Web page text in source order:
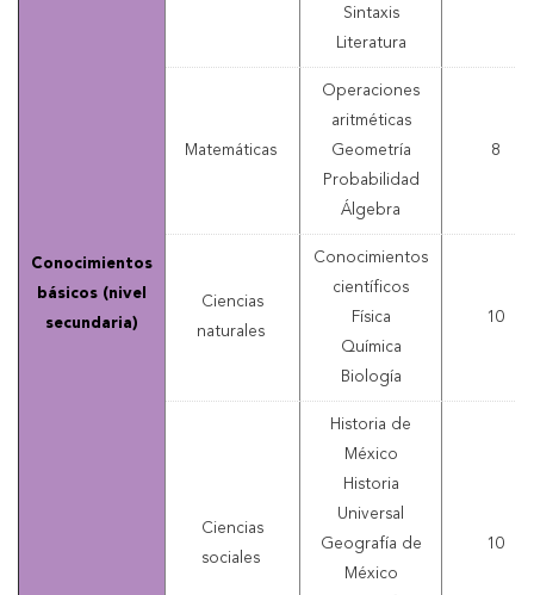
Conocimientos
básicos (nivel
secundaria)
Sintaxis
Literatura
Matemáticas
Operaciones
aritméticas
Geometría
Probabilidad
Álgebra
8
Ciencias
naturales
Conocimientos
científicos
Física
Química
Biología
10
Ciencias
sociales
Historia de
México
Historia
Universal
Geografía de
México
10